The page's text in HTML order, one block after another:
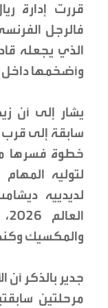
قررت إدارة
فالرجل
الذي يجعله
وأضخمها داخل
يشار إلى أن
سابقة إلى قرب
خطوة فسرها
لتوليه
لديدييه
والمكسيك
جدير بالذكر
مرحلتين